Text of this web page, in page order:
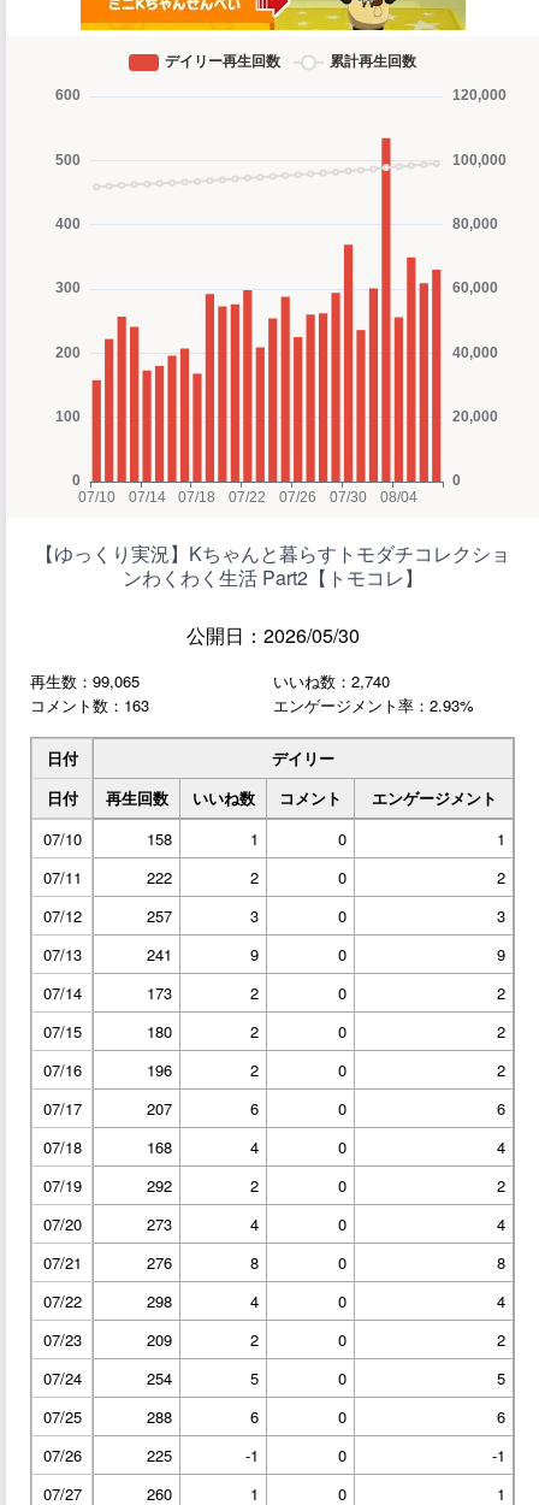
【ゆっくり実況】Kちゃんと暮らすトモダチコレクショ
ンわくわく生活 Part2【トモコレ】
公開日：2026/05/30
再生数：99,065
いいね数：2,740
コメント数：163
エンゲージメント率：2.93%
日付
デイリー
日付
再生回数 いいね数 コメント
エンゲージメント
07/10
158 1 0
1
07/11
222 2 0
2
07/12
257 3 0
3
07/13
241 9 0
9
07/14
173 2 0
2
07/15
180 2 0
2
07/16
196 2 0
2
07/17
207 6 0
6
07/18
168 4 0
4
07/19
292 2 0
2
07/20
273 4 0
4
07/21
276 8 0
8
07/22
298 4 0
4
07/23
209 2 0
2
07/24
254 5 0
5
07/25
288 6 0
6
07/26
225 -1 0
-1
07/27
260 1 0 1